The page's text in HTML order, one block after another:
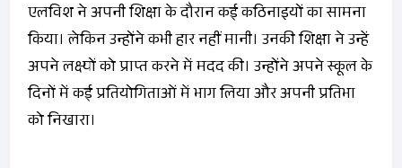
एलविश ने अपनी शिक्षा के दौरान कई कठिनाइयों का सामना
किया। लेकिन उन्होंने कभी हार नहीं मानी। उनकी शिक्षा ने उन्हें
अपने लक्ष्यों को प्राप्त करने में मदद की। उन्होंने अपने स्कूल के
दिनों में कई प्रतियोगिताओं में भाग लिया और अपनी प्रतिभा
को निखारा।